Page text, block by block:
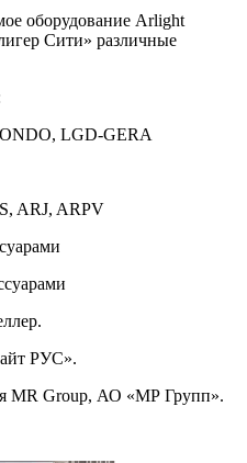
оборудование Arlight
Сити» различные
LGD-GERA
ARJ, ARPV
РУС».
MR Group, АО «МР Групп».